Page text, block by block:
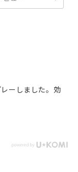
ーしました。効